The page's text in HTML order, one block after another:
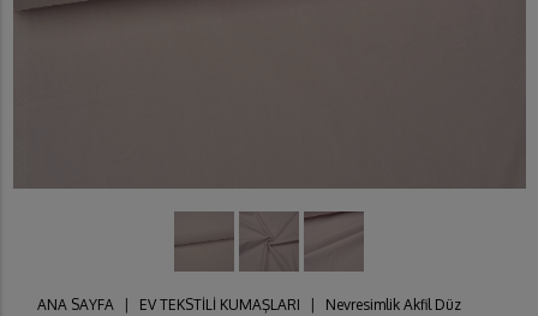
ANA SAYFA EV TEKSTİLİ KUMAŞLARI Nevresimlik Akfil Düz